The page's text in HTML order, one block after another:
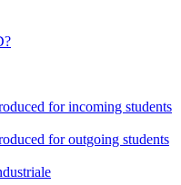
for incoming students
for outgoing students